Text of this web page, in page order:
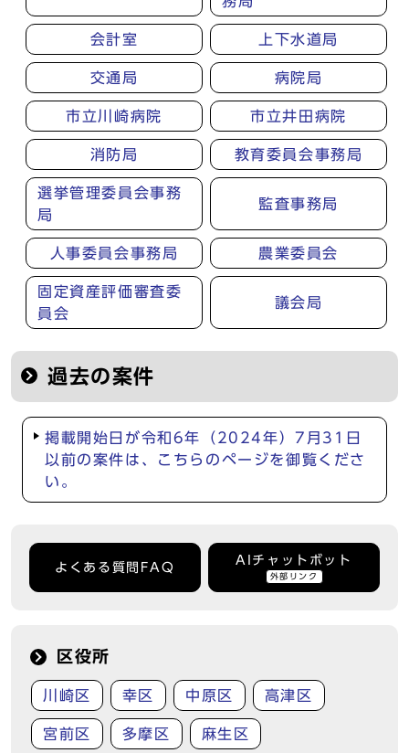
会計室 上下水道局
交通局 病院局
市立川崎病院 市立井田病院
消防局 教育委員会事務局
選挙管理委員会事務
局
監査事務局
人事委員会事務局 農業委員会
固定資産評価審査委
員会
議会局
過去の案件
掲載開始日が令和6年（2024年）7月31日
以前の案件は、こちらのページを御覧くださ
い。
よくある質問FAQ
AIチャットボット
外部リンク
区役所
川崎区 幸区 中原区 高津区
宮前区 多摩区 麻生区